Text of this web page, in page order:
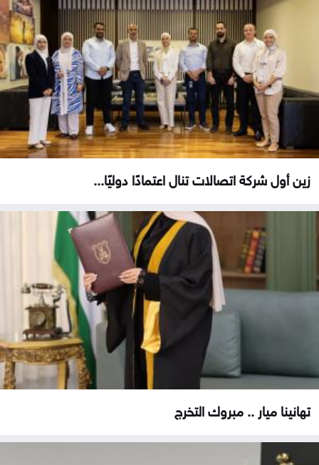
زين أول شركة اتصالات تنال اعتمادًا دوليًا...
تهانينا ميار .. مبروك التخرج